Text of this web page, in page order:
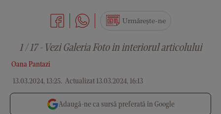
Oana Pantazi
13.03.2024, 13:25. Actualizat 13.03.2024, 16:13
Urmărește-ne
1 / 17 - Vezi Galeria Foto in interiorul articolului
Adaugă-ne ca sursă preferată în Google